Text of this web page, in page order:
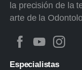
la precisión de la
arte de la
Especialistas